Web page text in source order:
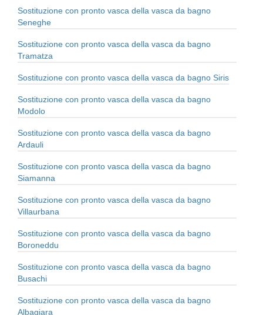
Sostituzione con pronto vasca della vasca da bagno
Seneghe
Sostituzione con pronto vasca della vasca da bagno
Tramatza
Sostituzione con pronto vasca della vasca da bagno Siris
Sostituzione con pronto vasca della vasca da bagno
Modolo
Sostituzione con pronto vasca della vasca da bagno
Ardauli
Sostituzione con pronto vasca della vasca da bagno
Siamanna
Sostituzione con pronto vasca della vasca da bagno
Villaurbana
Sostituzione con pronto vasca della vasca da bagno
Boroneddu
Sostituzione con pronto vasca della vasca da bagno
Busachi
Sostituzione con pronto vasca della vasca da bagno
Albagiara